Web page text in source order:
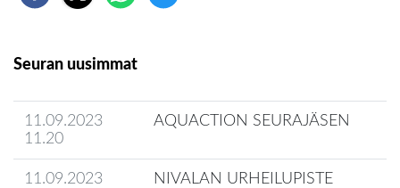
Seuran uusimmat
11.09.2023
11.20
AQUACTION SEURAJÄSEN
11.09.2023
NIVALAN URHEILUPISTE